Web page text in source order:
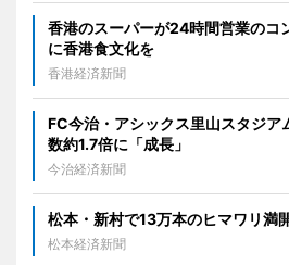
香港のスーパーが24時間営業の
に香港食文化を
香港経済新聞
FC今治・アシックス里山スタジ
数約1.7倍に「成長」
今治経済新聞
松本・新村で13万本のヒマワリ
松本経済新聞